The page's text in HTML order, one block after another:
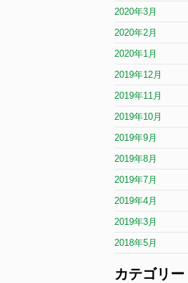
2020年3月
2020年2月
2020年1月
2019年12月
2019年11月
2019年10月
2019年9月
2019年8月
2019年7月
2019年4月
2019年3月
2018年5月
カテゴリー